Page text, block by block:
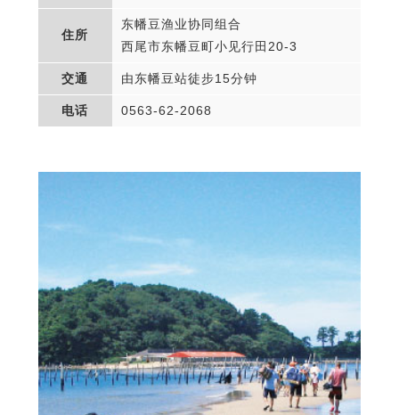
住所
东幡豆渔业协同组合
西尾市东幡豆町小见行田20-3
交通 由东幡豆站徒步15分钟
电话 0563-62-2068